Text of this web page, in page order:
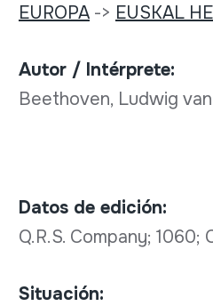
EUROPA-> EUSKAL
Autor / Intérprete:
Beethoven, Ludwig van
Datos de edición:
Q.R.S. Company; 1060;
Situación: